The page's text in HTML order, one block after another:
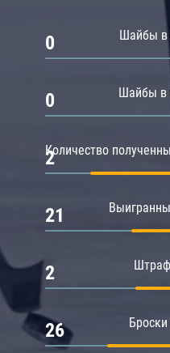
Шайбы в
0
Шайбы в
0
Количество
2
21
2
26